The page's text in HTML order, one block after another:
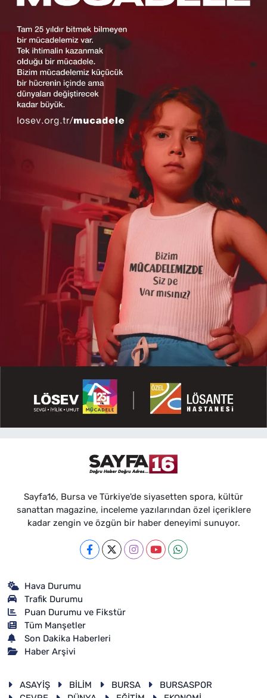
Sayfa16, Bursa ve Türkiye'de siyasetten spora, kültür
sanattan magazine, inceleme yazılarından özel içeriklere
kadar zengin ve özgün bir haber deneyimi sunuyor.
Hava Durumu
Trafik Durumu
Puan Durumu ve Fikstür
Tüm Manşetler
Son Dakika Haberleri
Haber Arşivi
ASAYİŞ BİLİM BURSA
BURSASPOR